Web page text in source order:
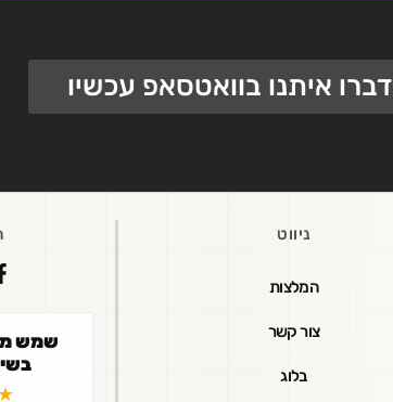
דברו איתנו בוואטסאפ עכשיו
ניווט
המלצות
צור קשר
בלוג
שמש